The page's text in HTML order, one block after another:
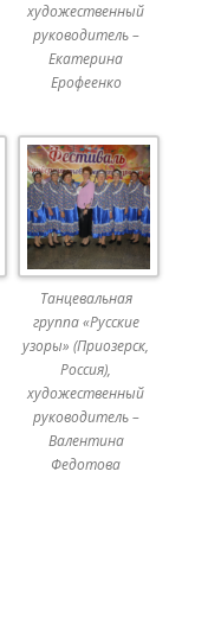
художественный
руководитель –
Екатерина
Ерофеенко
Танцевальная
группа «Русские
узоры» (Приозерск,
Россия),
художественный
руководитель –
Валентина
Федотова